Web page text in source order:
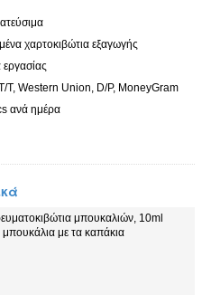
χαρτοκιβώτια εξαγωγής
T, Western Union, D/P, MoneyGram
ανά ημέρα
μπουκαλιών, 10ml
με τα καπάκια